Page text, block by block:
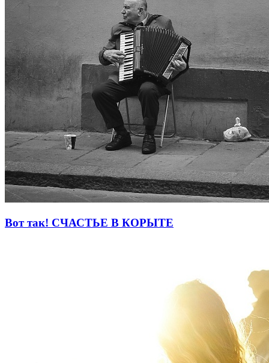
Вот так! СЧАСТЬЕ В КОРЫТЕ